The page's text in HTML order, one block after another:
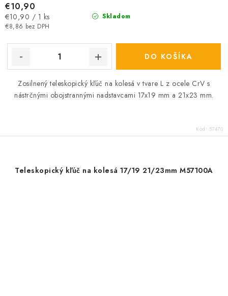
Skladom
€8,86 bez DPH
€10,90
Jednotková
cena:
€10,90 / 1 ks
DO KOŠÍKA
Zosilnený teleskopický kľúč na kolesá v tvare L z ocele CrV s
nástrčnými obojstrannými nadstavcami 17x19 mm a 21x23 mm.
Kód: 57470
Teleskopický kľúč na kolesá 17/19 21/23mm M57100A